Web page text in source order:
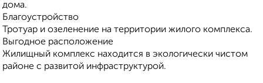
дома.
Благоустройство
Тротуар и озеленение на территории жилого комплекса.
Выгодное расположение
Жилищный комплекс находится в экологически чистом
районе с развитой инфраструктурой.